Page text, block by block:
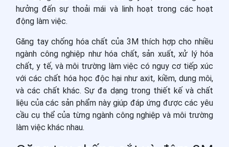
hưởng đến sự thoải mái và linh hoạt trong các hoạt
động làm việc.
Găng tay chống hóa chất của 3M thích hợp cho nhiều
ngành công nghiệp như hóa chất, sản xuất, xử lý hóa
chất, y tế, và môi trường làm việc có nguy cơ tiếp xúc
với các chất hóa học độc hại như axit, kiềm, dung môi,
và các chất khác. Sự đa dạng trong thiết kế và chất
liệu của các sản phẩm này giúp đáp ứng được các yêu
cầu cụ thể của từng ngành công nghiệp và môi trường
làm việc khác nhau.